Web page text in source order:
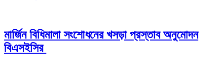
মার্জিন বিধিমালা সংশোধনের খসড়া প্রস্তাব অনুমোদন
বিএসইসির